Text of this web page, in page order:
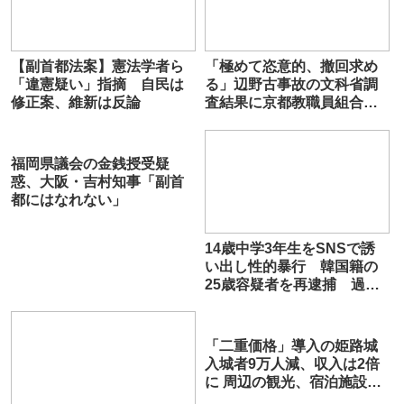
【副首都法案】憲法学者ら
「違憲疑い」指摘 自民は
修正案、維新は反論
「極めて恣意的、撤回求め
る」辺野古事故の文科省調
査結果に京都教職員組合が
福岡県議会の金銭授受疑
惑、大阪・吉村知事「副首
都にはなれない」
14歳中学3年生をSNSで誘
い出し性的暴行 韓国籍の
25歳容疑者を再逮捕 過去
「二重価格」導入の姫路城
入城者9万人減、収入は2倍
に 周辺の観光、宿泊施設に